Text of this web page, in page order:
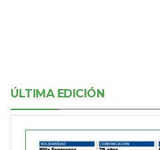
ÚLTIMA EDICIÓN